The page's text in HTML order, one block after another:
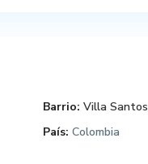
Barrio: Villa Santos
País: Colombia